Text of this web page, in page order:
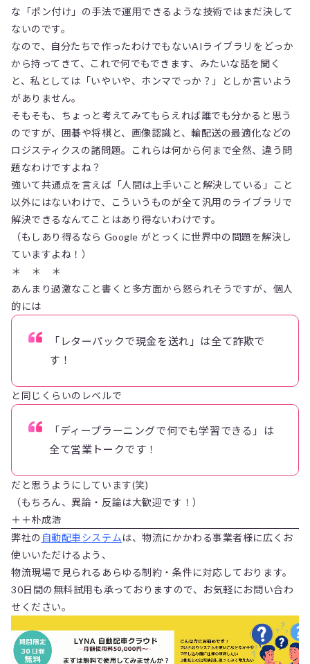
な「ポン付け」の手法で運用できるような技術ではまだ決して
ないのです。
なので、自分たちで作ったわけでもないAIライブラリをどっか
から持ってきて、これで何でもできます、みたいな話を聞く
と、私としては「いやいや、ホンマでっか？」としか言いよう
がありません。
そもそも、ちょっと考えてみてもらえれば誰でも分かると思う
のですが、囲碁や将棋と、画像認識と、輸配送の最適化などの
ロジスティクスの諸問題。これらは何から何まで全然、違う問
題なわけですよね？
強いて共通点を言えば「人間は上手いこと解決している」こと
以外にはないわけで、こういうものが全て汎用のライブラリで
解決できるなんてことはあり得ないわけです。
（もしあり得るなら Google がとっくに世界中の問題を解決し
ていますよね！）
＊ ＊ ＊
あんまり過激なこと書くと多方面から怒られそうですが、個人
的には
「レターパックで現金を送れ」は全て詐欺で
す！
と同じくらいのレベルで
「ディープラーニングで何でも学習できる」は
全て営業トークです！
だと思うようにしています(笑)
（もちろん、異論・反論は大歓迎です！）
＋＋朴成浩
弊社の 自動配車システムは、物流にかかわる事業者様に広くお
使いいただけるよう、
物流現場で見られるあらゆる制約・条件に対応しております。
30日間の無料試用も承っておりますので、お気軽にお問い合わ
せください。